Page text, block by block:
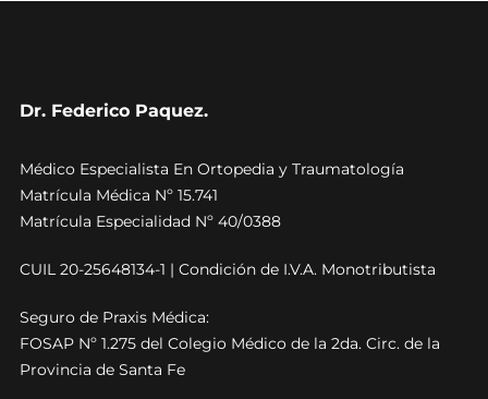
Dr. Federico Paquez.
Médico Especialista En Ortopedia y Traumatología
Matrícula Médica Nº 15.741
Matrícula Especialidad Nº 40/0388
CUIL 20-25648134-1 | Condición de I.V.A. Monotributista
Seguro de Praxis Médica:
FOSAP Nº 1.275 del Colegio Médico de la 2da. Circ. de la
Provincia de Santa Fe